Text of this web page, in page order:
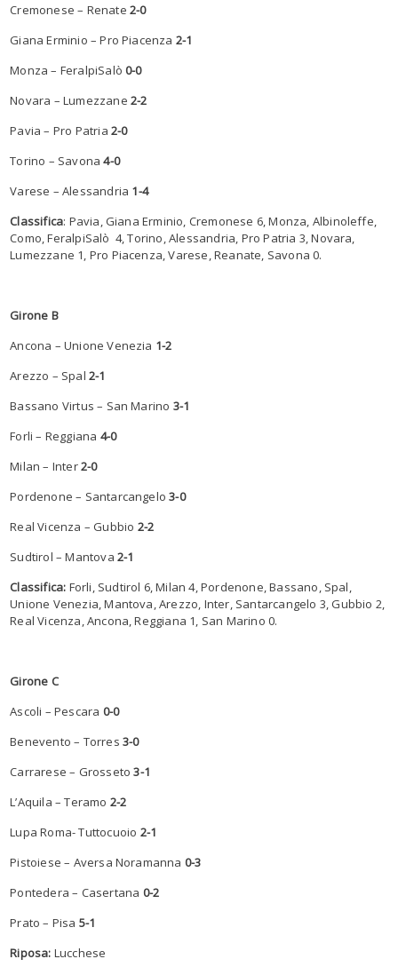
Cremonese – Renate 2-0
Giana Erminio – Pro Piacenza 2-1
Monza – FeralpiSalò0-0
Novara – Lumezzane 2-2
Pavia – Pro Patria 2-0
Torino – Savona4-0
Varese – Alessandria 1-4
Classifica: Pavia, Giana Erminio, Cremonese 6, Monza, Albinoleffe,
Como, FeralpiSalò 4, Torino, Alessandria, Pro Patria 3, Novara,
Lumezzane 1, Pro Piacenza, Varese, Reanate, Savona 0.
Girone B
Ancona – Unione Venezia 1-2
Arezzo – Spal 2-1
Bassano Virtus – San Marino 3-1
Forli – Reggiana 4-0
Milan – Inter2-0
Pordenone – Santarcangelo3-0
Real Vicenza – Gubbio 2-2
Sudtirol – Mantova 2-1
Classifica: Forli, Sudtirol 6, Milan 4, Pordenone, Bassano, Spal,
Unione Venezia, Mantova, Arezzo, Inter, Santarcangelo 3, Gubbio 2,
Real Vicenza, Ancona, Reggiana 1, San Marino 0.
Girone C
Ascoli – Pescara 0-0
Benevento – Torres 3-0
Carrarese – Grosseto3-1
L’Aquila – Teramo 2-2
Lupa Roma- Tuttocuoio 2-1
Pistoiese – Aversa Noramanna 0-3
Pontedera – Casertana 0-2
Prato – Pisa 5-1
Riposa: Lucchese